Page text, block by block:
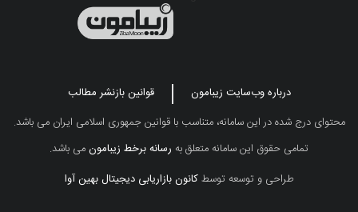
درباره وب‌سایت زیبامون
قوانین بازنشر مطالب
محتوای درج شده در این سامانه، متناسب با قوانین جمهوری اسلامی ایران می باشد.
تمامی حقوق این سامانه متعلق به رسانه برخط زیبامونمی باشد.
طراحی و توسعه توسطکانون بازاریابی دیجیتال بهین آوا